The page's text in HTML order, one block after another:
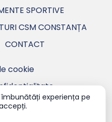
SPORTIVE
CSM CONSTANȚA
CONTACT
cookie
- Club Sportiv
experiența pe